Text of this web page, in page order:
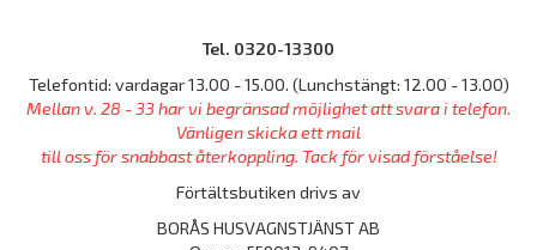
Tel. 0320-13300
Telefontid: vardagar 13.00 - 15.00. (Lunchstängt: 12.00 - 13.00)
Mellan v. 28 - 33 har vi begränsad möjlighet att svara i telefon.
Vänligen skicka ett mail
till oss för snabbast återkoppling. Tack för visad förståelse!
Förtältsbutiken drivs av
BORÅS HUSVAGNSTJÄNST AB